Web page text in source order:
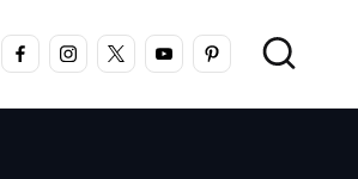
FACEBOOKINSTAGRAM
X YOUTUBEPINTEREST